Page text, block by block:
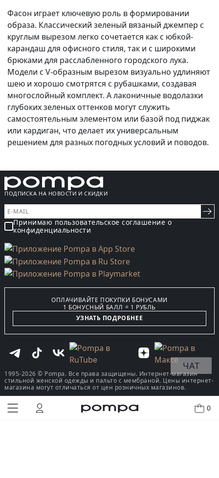
0
Фасон играет ключевую роль в формировании
образа. Классический зеленый вязаный джемпер с
круглым вырезом легко сочетается как с юбкой-
карандаш для офисного стиля, так и с широкими
брюками для расслабленного городского лука.
Модели с V-образным вырезом визуально удлиняют
шею и хорошо смотрятся с рубашками, создавая
многослойный комплект. А лаконичные водолазки
глубоких зеленых оттенков могут служить
самостоятельным элементом или базой под пиджак
или кардиган, что делает их универсальным
решением для разных погодных условий и поводов.
ПОДПИСКА НА НОВОСТИ И СКИДКИ
Принимаю пользовательское соглашение о
конфиденциальности
ОПЛАЧИВАЙТЕ ПОКУПКИ БОНУСАМИ
1 БОНУСНЫЙ БАЛЛ = 1 РУБЛЬ
УЗНАТЬ ПОДРОБНЕЕ
1995-2026 © Pompa. Все права защищены. Интернет-магазин
стильной женской одежды и пальто с мембраной. Цены интернет-
магазина могут отличаться от цен розничных магазинов.
ЧАТ